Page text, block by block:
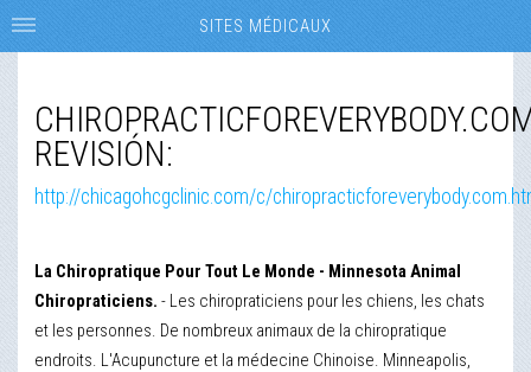
REVISIÓN:
http://chicagohcgclinic.com/c/
La Chiropratique Pour Tout Le Monde - Minnesota Animal
Chiropraticiens. - Les chiropraticiens pour les chiens, les chats
et les personnes. De nombreux animaux de la chiropratique
endroits. L'Acupuncture et la médecine Chinoise. Minneapolis,
SITES MÉDICAUX